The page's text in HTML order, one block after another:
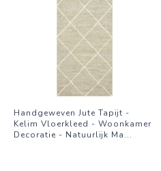
Handgeweven Jute Tapijt -
Kelim Vloerkleed - Woonkamer
Decoratie - Natuurlijk Ma...